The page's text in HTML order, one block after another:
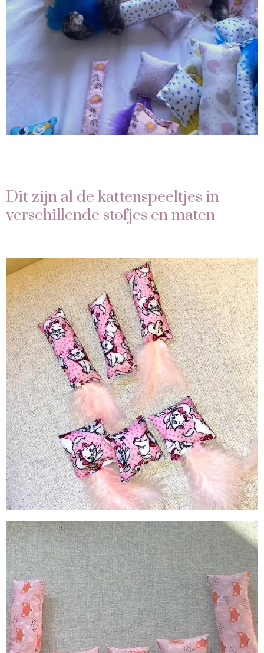
Dit zijn al de kattenspeeltjes in
verschillende stofjes en maten